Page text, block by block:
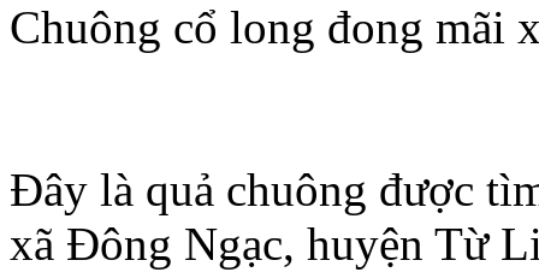
Chuông cổ long đong mãi
Đây là quả chuông được
xã Đông Ngạc, huyện Từ